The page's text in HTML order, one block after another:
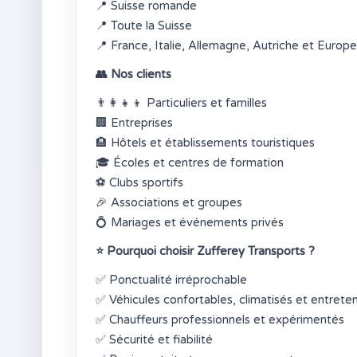
📍 Suisse romande
📍 Toute la Suisse
📍 France, Italie, Allemagne, Autriche et Europe
👥 Nos clients
👨‍👩‍👧‍👦
Particuliers et familles
🏢
Entreprises
🏨 Hôtels et établissements touristiques
🎓 Écoles et centres de formation
⚽ Clubs sportifs
🎉 Associations et groupes
💍 Mariages et événements privés
⭐Pourquoi choisir Zufferey Transports ?
✅ Ponctualité irréprochable
✅ Véhicules confortables, climatisés et
✅ Chauffeurs professionnels et expérimentés
✅ Sécurité et fiabilité